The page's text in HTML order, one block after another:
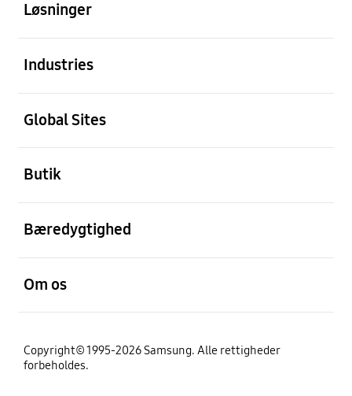
Løsninger
Industries
Global Sites
Butik
Bæredygtighed
Om os
Copyright© 1995-2026 Samsung. Alle rettigheder
forbeholdes.